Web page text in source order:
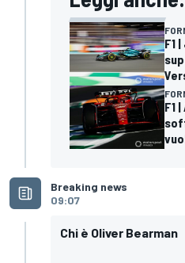
F1
F1
Breaking news
09:07
Chi è Oliver Bearman